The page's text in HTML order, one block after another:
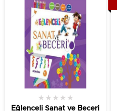
Eğlenceli Sanat ve Beceri
★ ★ ★ ★ ★